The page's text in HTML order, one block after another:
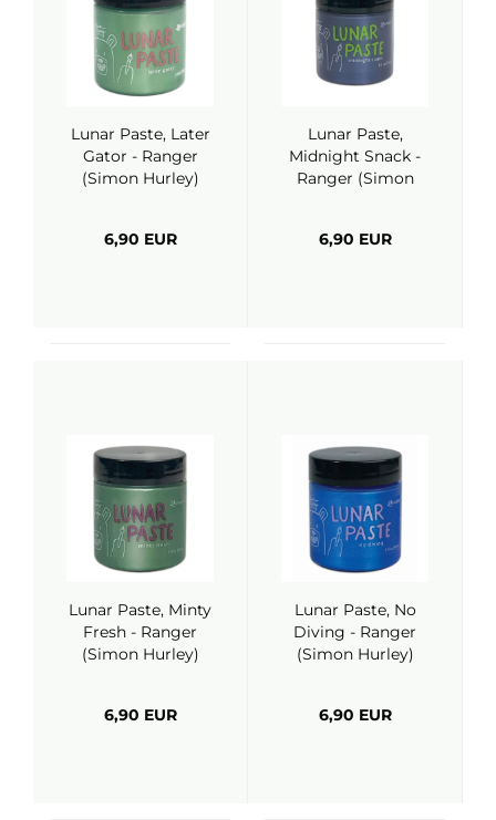
Lunar Paste, Later
Gator - Ranger
(Simon Hurley)
6,90 EUR
Lunar Paste,
Midnight Snack -
Ranger (Simon
6,90 EUR
Lunar Paste, Minty
Fresh - Ranger
(Simon Hurley)
6,90 EUR
Lunar Paste, No
Diving - Ranger
(Simon Hurley)
6,90 EUR